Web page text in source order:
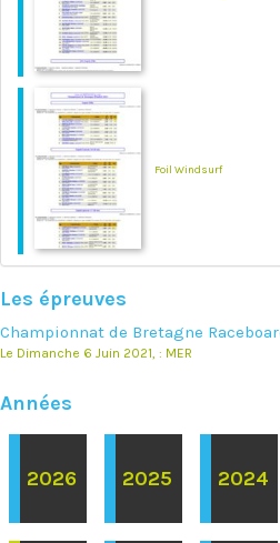
Foil Windsurf
Les épreuves
Championnat de Bretagne
Le Dimanche 6 Juin 2021, : MER
Années
2026 2025 2024